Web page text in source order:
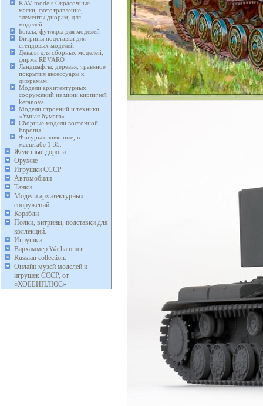
KAV models Окрасочные
маски, фототравление,
элементы диорам, для
моделей.
Боксы, футляры для моделей
Витрины подставки для
стендовых моделей
Декали для сборных моделей,
фирма REVARO
Ландшафты, деревья, травяное
покрытия аксессуары к
диорамам.
Модели архитектурных
сооружений из мини кирпичей
keranova.
Модели строений и техники
«Умная бумага».
Сборные модели восточной
Европы.
Фигуры оловянные, в
масштабе 1:35.
Железные дороги
Оружие
Игрушки СССР
Автомобили
Танки
Модели архитектурных
сооружений.
Корабли
Полки, витрины, подставки для
коллекций.
Игрушки
Вархаммер Warhammer
Russian collection.
Онлайн музей моделей и
игрушек СССР, от
«ХОББИПЛЮС»